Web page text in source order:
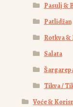
Pasulj &
Patlidžan
Rotkva
Salata
Tikva /
Voće &